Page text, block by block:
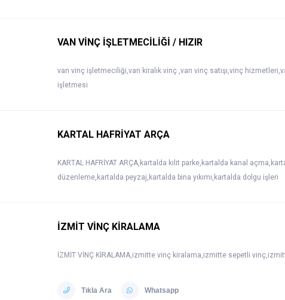
VAN VİNÇ İŞLETMECİLİĞİ / HIZIR
van vinç işletmeciliği,van kiralık vinç ,van vinç satışı,vinç
işletmesi
KARTAL HAFRİYAT ARÇA
KARTAL HAFRİYAT ARÇA,kartalda kilit parke,kartalda kanal
düzenleme,kartalda peyzaj,kartalda bina yıkımı,kartalda dolgu işleri
İZMİT VİNÇ KİRALAMA
İZMİT VİNÇ KİRALAMA,izmitte vinç kiralama,izmitte sepetli
Tıkla Ara Whatsapp